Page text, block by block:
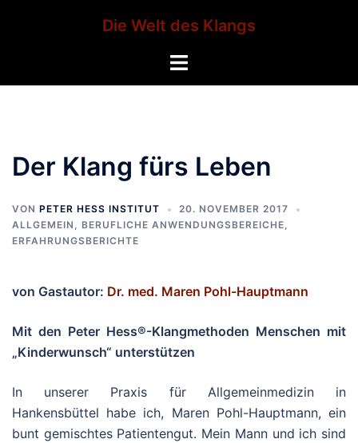
Die Welt des Klangs
Menü
Der Klang fürs Leben
VON PETER HESS INSTITUT
20. NOVEMBER 2017
ALLGEMEIN , BERUFLICHE ANWENDUNGSBEREICHE,
ERFAHRUNGSBERICHTE
von Gastautor: Dr. med. Maren Pohl-Hauptmann
Mit den Peter Hess®-Klangmethoden Menschen mit
„Kinderwunsch“ unterstützen
In unserer Praxis für Allgemeinmedizin in
Hankensbüttel habe ich, Maren Pohl-Hauptmann, ein
bunt gemischtes Patientengut. Mein Mann und ich sind